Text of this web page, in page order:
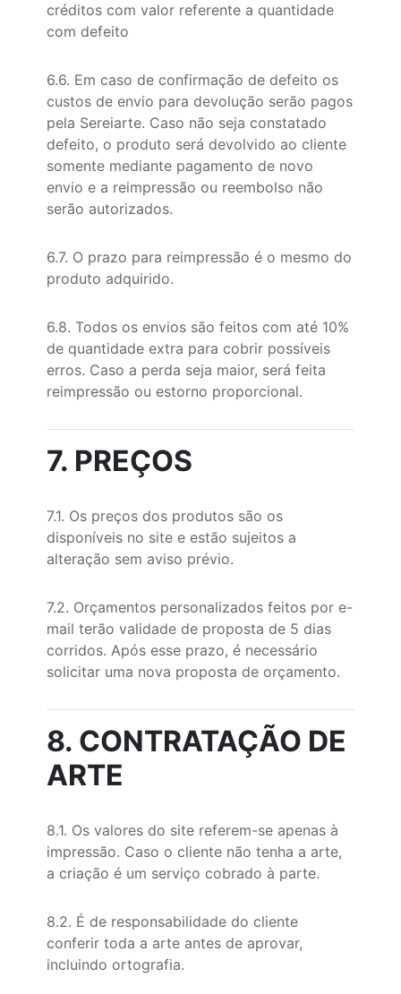
créditos com valor referente a quantidade
com defeito
6.6. Em caso de confirmação de defeito os
custos de envio para devolução serão pagos
pela Sereiarte. Caso não seja constatado
defeito, o produto será devolvido ao cliente
somente mediante pagamento de novo
envio e a reimpressão ou reembolso não
serão autorizados.
6.7. O prazo para reimpressão é o mesmo do
produto adquirido.
6.8. Todos os envios são feitos com até 10%
de quantidade extra para cobrir possíveis
erros. Caso a perda seja maior, será feita
reimpressão ou estorno proporcional.
7. PREÇOS
7.1. Os preços dos produtos são os
disponíveis no site e estão sujeitos a
alteração sem aviso prévio.
7.2. Orçamentos personalizados feitos por e-
mail terão validade de proposta de 5 dias
corridos. Após esse prazo, é necessário
solicitar uma nova proposta de orçamento.
8. CONTRATAÇÃO DE
ARTE
8.1. Os valores do site referem-se apenas à
impressão. Caso o cliente não tenha a arte,
a criação é um serviço cobrado à parte.
8.2. É de responsabilidade do cliente
conferir toda a arte antes de aprovar,
incluindo ortografia.